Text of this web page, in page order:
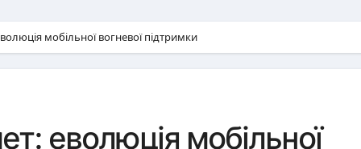
для організму
стіл: повний гайд без покарань
мобільної вогневої підтримки
еволюція мобільної